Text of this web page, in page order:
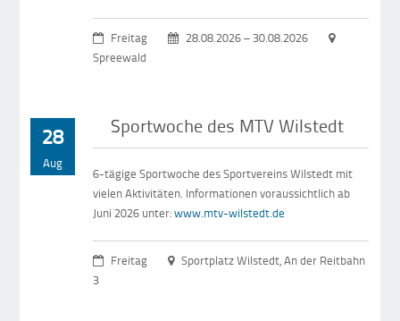
Freitag
28.08.2026 – 30.08.2026
Spreewald
28
Aug
Sportwoche des MTV Wilstedt
6-tägige Sportwoche des Sportvereins Wilstedt mit
vielen Aktivitäten. Informationen voraussichtlich ab
Juni 2026 unter:www.mtv-wilstedt.de
Freitag
Sportplatz Wilstedt, An der Reitbahn
3